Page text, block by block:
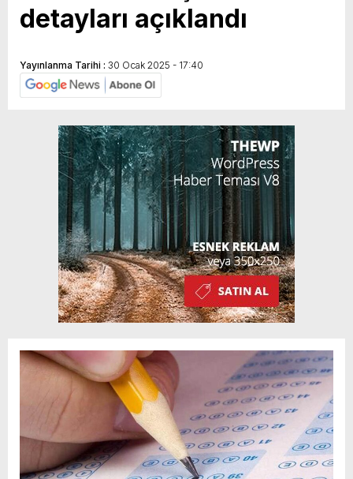
detayları açıklandı
Yayınlanma Tarihi : 30 Ocak 2025 - 17:40